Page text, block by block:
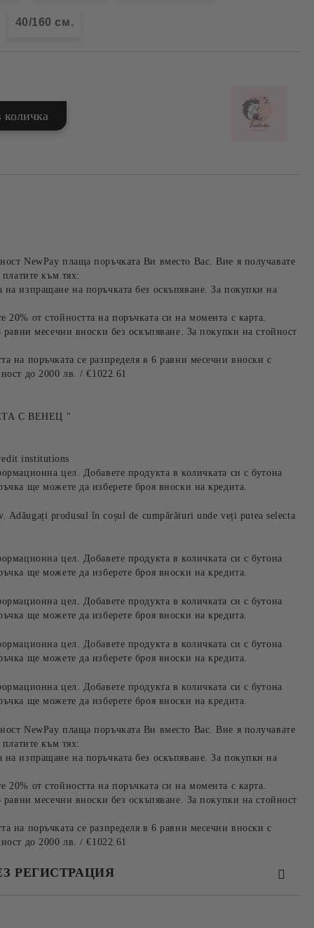
40/160 см.
NewPay плаща поръчката Ви вместо Вас. Вие я получавате
към тях:
изпращане на поръчката без оскъпяване. За покупки на
от стойността на поръчката си на момента с карта.
равни месечни вноски без оскъпяване. За покупки на стойност
на поръчката се разпределя в 6 равни месечни вноски с
до 2000 лв. / €1022.61
С ВЕНЕЦ "
institutions
цел. Добавете продукта в количката си с бутона
ще можете да изберете броя вноски на кредита.
Adăugați produsul în coșul de cumpărături unde veți putea selecta
цел. Добавете продукта в количката си с бутона
ще можете да изберете броя вноски на кредита.
цел. Добавете продукта в количката си с бутона
ще можете да изберете броя вноски на кредита.
цел. Добавете продукта в количката си с бутона
ще можете да изберете броя вноски на кредита.
цел. Добавете продукта в количката си с бутона
ще можете да изберете броя вноски на кредита.
NewPay плаща поръчката Ви вместо Вас. Вие я получавате
към тях:
изпращане на поръчката без оскъпяване. За покупки на
от стойността на поръчката си на момента с карта.
равни месечни вноски без оскъпяване. За покупки на стойност
на поръчката се разпределя в 6 равни месечни вноски с
до 2000 лв. / €1022.61
РЕГИСТРАЦИЯ